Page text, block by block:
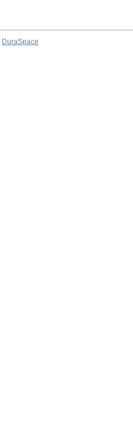
DuraSpace